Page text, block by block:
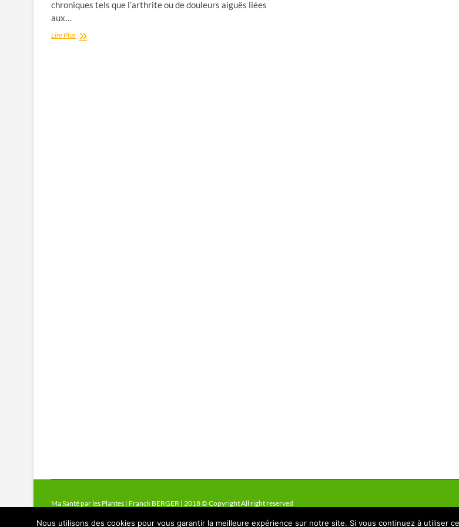
chroniques tels que l’arthrite ou de douleurs aiguës liées
aux…
Lire PlusLa
Ma Santé par les Plantes | Franck BERGER | 2018 © Copyright All right reserved
Nous utilisons des cookies pour vous garantir la meilleure expérience sur notre site. Si vous continuez à utiliser